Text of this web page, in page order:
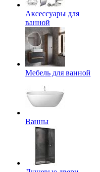
Аксессуары для
ванной
Мебель для ванной
Ванны